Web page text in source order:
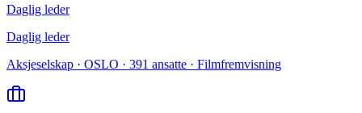
Daglig leder
Daglig leder
Aksjeselskap · OSLO · 391 ansatte · Filmfremvisning